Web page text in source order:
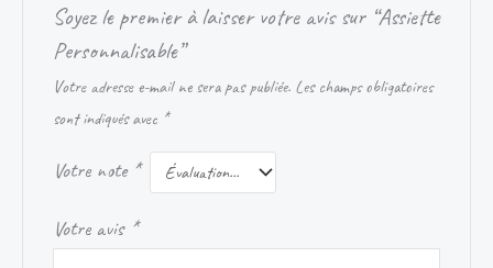
Soyez le premier à laisser votre avis sur “Assiette
Personnalisable”
Votre adresse e-mail ne sera pas publiée. Les champs obligatoires
sont indiqués avec *
Votre note *
Votre avis *